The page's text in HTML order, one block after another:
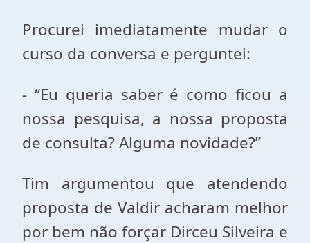
Procurei imediatamente mudar o
curso da conversa e perguntei:
- “Eu queria saber é como ficou a
nossa pesquisa, a nossa proposta
de consulta? Alguma novidade?”
Tim argumentou que atendendo
proposta de Valdir acharam melhor
por bem não forçar Dirceu Silveira e